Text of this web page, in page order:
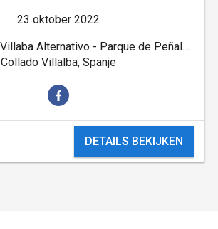
23 oktober 2022
Club Deportivo Villaba Alternativo - Parque de Peñalba
Collado Villalba, Spanje
DETAILS BEKIJKEN